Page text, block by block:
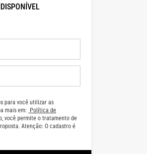
para você utilizar as
mais em:
Política de
você permite o tratamento de
Atenção: O cadastro é